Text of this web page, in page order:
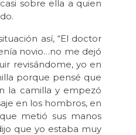
sobre ella a quien
así, “El doctor
novio…no me dejó
revisándome, yo en
porque pensé que
la camilla y empezó
en los hombros, en
metió sus manos
que yo estaba muy